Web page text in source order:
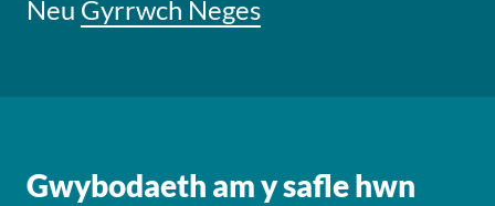
Neu Gyrrwch Neges
Gwybodaeth am y safle hwn